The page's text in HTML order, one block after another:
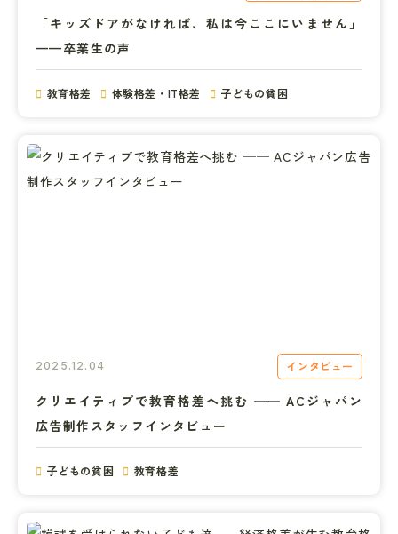
「キッズドアがなければ、私は今ここにいません」
——卒業生の声
教育格差 体験格差・IT格差 子どもの貧困
2025.12.04 インタビュー
クリエイティブで教育格差へ挑む ── ACジャパン
広告制作スタッフインタビュー
子どもの貧困 教育格差